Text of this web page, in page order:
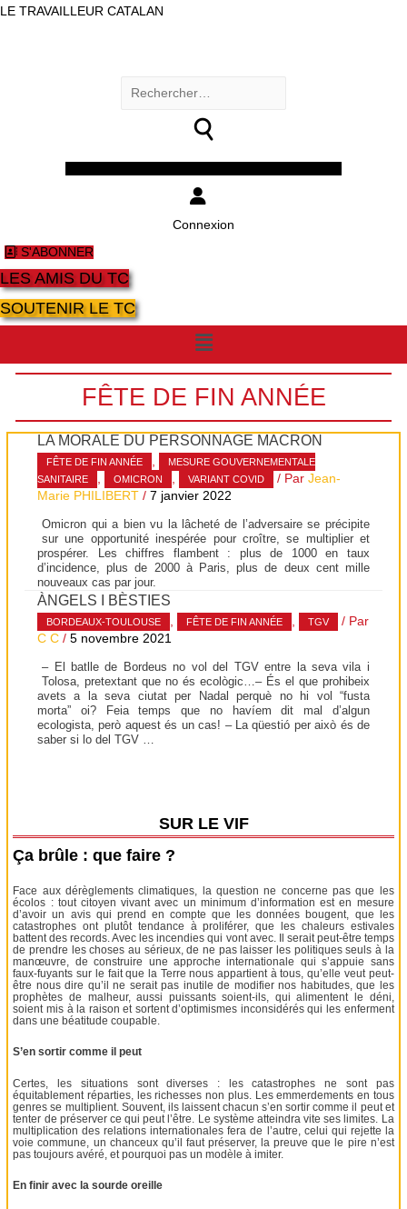
LE TRAVAILLEUR CATALAN
Rechercher :
Connexion
S'ABONNER
LES AMIS DU TC
SOUTENIR LE TC
Menu
FÊTE DE FIN ANNÉE
LA MORALE DU PERSONNAGE MACRON
FÊTE DE FIN ANNÉE ,
MESURE GOUVERNEMENTALE
SANITAIRE
, OMICRON , VARIANT COVID / ParJean-
Marie PHILIBERT /7 janvier 2022
Omicron qui a bien vu la lâcheté de l’adversaire se précipite
sur une opportunité inespérée pour croître, se multiplier et
prospérer. Les chiffres flambent : plus de 1000 en taux
d’incidence, plus de 2000 à Paris, plus de deux cent mille
nouveaux cas par jour.
ÀNGELS I BÈSTIES
BORDEAUX-TOULOUSE , FÊTE DE FIN ANNÉE , TGV
/ Par
C C /5 novembre 2021
– El batlle de Bordeus no vol del TGV entre la seva vila i
Tolosa, pretextant que no és ecològic…– És el que prohibeix
avets a la seva ciutat per Nadal perquè no hi vol “fusta
morta” oi? Feia temps que no havíem dit mal d’algun
ecologista, però aquest és un cas! – La qüestió per això és de
saber si lo del TGV …
SUR LE VIF
Ça brûle : que faire ?
Face aux dérèglements climatiques, la question ne concerne pas que les
écolos : tout citoyen vivant avec un minimum d’information est en mesure
d’avoir un avis qui prend en compte que les données bougent, que les
catastrophes ont plutôt tendance à proliférer, que les chaleurs estivales
battent des records. Avec les incendies qui vont avec. Il serait peut-être temps
de prendre les choses au sérieux, de ne pas laisser les politiques seuls à la
manœuvre, de construire une approche internationale qui s’appuie sans
faux-fuyants sur le fait que la Terre nous appartient à tous, qu’elle veut peut-
être nous dire qu’il ne serait pas inutile de modifier nos habitudes, que les
prophètes de malheur, aussi puissants soient-ils, qui alimentent le déni,
soient mis à la raison et sortent d’optimismes inconsidérés qui les enferment
dans une béatitude coupable.
S’en sortir comme il peut
Certes, les situations sont diverses : les catastrophes ne sont pas
équitablement réparties, les richesses non plus. Les emmerdements en tous
genres se multiplient. Souvent, ils laissent chacun s’en sortir comme il peut et
tenter de préserver ce qui peut l’être. Le système atteindra vite ses limites. La
multiplication des relations internationales fera de l’autre, celui qui rejette la
voie commune, un chanceux qu’il faut préserver, la preuve que le pire n’est
pas toujours avéré, et pourquoi pas un modèle à imiter.
En finir avec la sourde oreille